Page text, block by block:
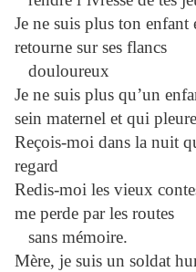
Je ne suis plus ton
retourne sur ses flancs
douloureux
Je ne suis plus qu’un
sein maternel et qui
Reçois-moi dans la nuit
regard
Redis-moi les vieux
me perde par les routes
sans mémoire.
Mère, je suis un soldat